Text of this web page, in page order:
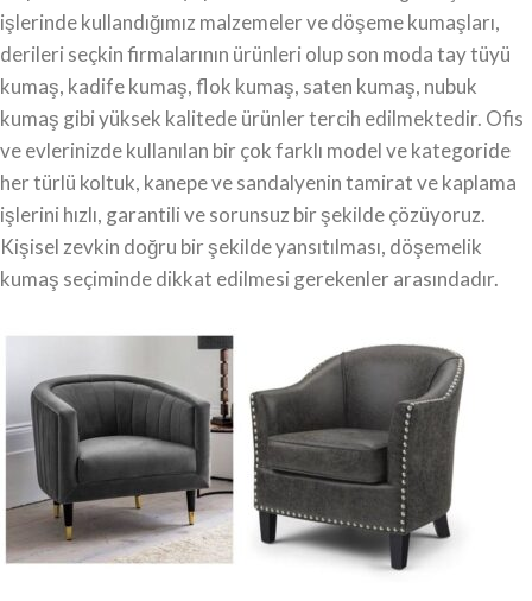
işlerinde kullandığımız malzemeler ve döşeme kumaşları,
derileri seçkin firmalarının ürünleri olup son moda tay tüyü
kumaş, kadife kumaş, flok kumaş, saten kumaş, nubuk
kumaş gibi yüksek kalitede ürünler tercih edilmektedir. Ofis
ve evlerinizde kullanılan bir çok farklı model ve kategoride
her türlü koltuk, kanepe ve sandalyenin tamirat ve kaplama
işlerini hızlı, garantili ve sorunsuz bir şekilde çözüyoruz.
Kişisel zevkin doğru bir şekilde yansıtılması, döşemelik
kumaş seçiminde dikkat edilmesi gerekenler arasındadır.